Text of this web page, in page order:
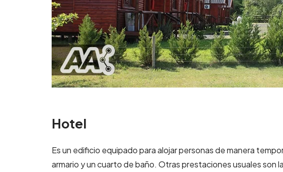
Hotel
Es un edificio equipado para alojar personas de manera
armario y un cuarto de baño. Otras prestaciones usuales son